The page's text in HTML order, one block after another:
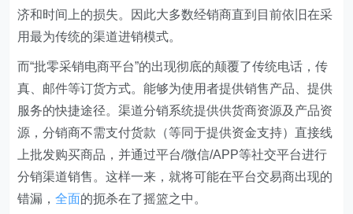
济和时间上的损失。因此大多数经销商直到目前依旧在采
用最为传统的渠道进销模式。
而“批零采销电商平台”的出现彻底的颠覆了传统电话，传
真、邮件等订货方式。能够为使用者提供销售产品、提供
服务的快捷途径。渠道分销系统提供供货商资源及产品资
源，分销商不需支付货款（等同于提供资金支持）直接线
上批发购买商品，并通过平台/微信/APP等社交平台进行
分销渠道销售。这样一来，就将可能在平台交易商出现的
错漏，全面的扼杀在了摇篮之中。